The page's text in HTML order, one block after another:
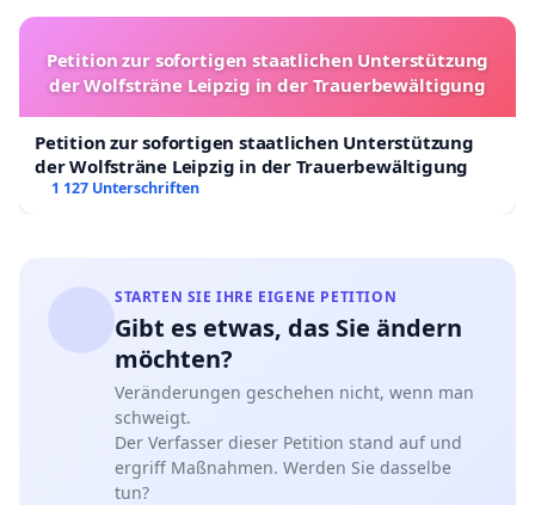
Petition zur sofortigen staatlichen Unterstützung
der Wolfsträne Leipzig in der Trauerbewältigung
Petition zur sofortigen staatlichen Unterstützung
der Wolfsträne Leipzig in der Trauerbewältigung
1 127 Unterschriften
STARTEN SIE IHRE EIGENE PETITION
Gibt es etwas, das Sie ändern
möchten?
Veränderungen geschehen nicht, wenn man
schweigt.
Der Verfasser dieser Petition stand auf und
ergriff Maßnahmen. Werden Sie dasselbe
tun?